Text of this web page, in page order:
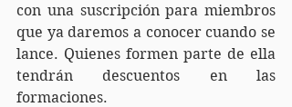
con una suscripción para miembros
que ya daremos a conocer cuando se
lance. Quienes formen parte de ella
tendrán descuentos en las
formaciones.